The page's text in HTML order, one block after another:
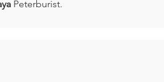
Peterburist.